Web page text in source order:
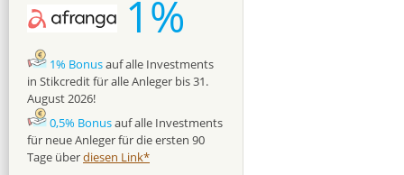
1%
1% Bonusauf alle Investments
in Stikcredit für alle Anleger bis 31.
August 2026!
0,5% Bonusauf alle Investments
für neue Anleger für die ersten 90
Tage überdiesen Link*